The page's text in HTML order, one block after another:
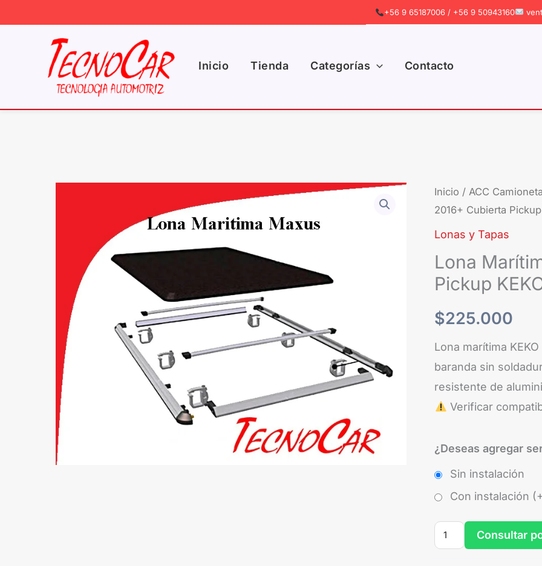
contenido
+56 9 65187006 / +56 9 50943160
Inicio Tienda Categorías Contacto
Inicio /ACC
2016+ Cubierta
Lonas y Tapas
Lona
Pickup
$225.000
Lona marítima
baranda sin
resistente de
Verificar
¿Deseas agregar
Sin instalación
Con instalación
Lona
Marítima
Maxus
Cubierta
Pickup
KEKO
Sin
Barras
cantidad
Consultar